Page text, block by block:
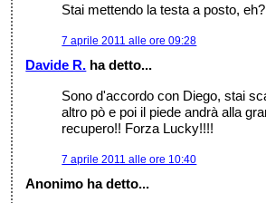
Stai mettendo la testa a posto,
7 aprile 2011 alle ore 09:28
Davide R. ha detto...
Sono d'accordo con Diego, stai
altro pò e poi il piede andrà alla
recupero!! Forza Lucky!!!!
7 aprile 2011 alle ore 10:40
Anonimo ha detto...